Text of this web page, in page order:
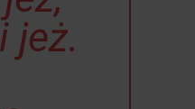
jeż.